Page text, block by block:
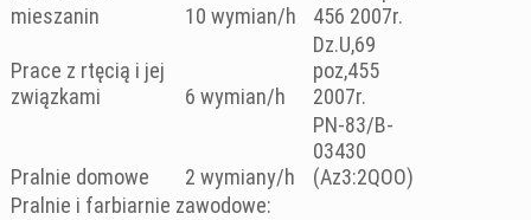
mieszanin
10 wymian/h
456 2007r.
Prace z rtęcią i jej
związkami
6 wymian/h
Dz.U,69
poz,455
2007r.
Pralnie domowe 2 wymiany/h
PN-83/B-
03430
(Az3:2QOO)
Pralnie i farbiarnie zawodowe: